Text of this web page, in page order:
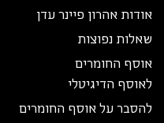
אודות אהרון פיינר עדן
שאלות נפוצות
אוסף החומרים
לאוסף הדיגיטלי
להסבר על אוסף החומרים